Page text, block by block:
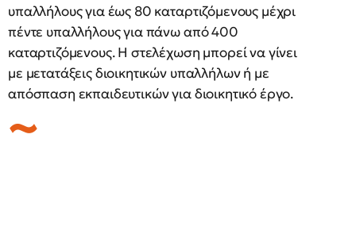
υπαλλήλους για έως 80 καταρτιζόμενους μέχρι
πέντε υπαλλήλους για πάνω από 400
καταρτιζόμενους. Η στελέχωση μπορεί να γίνει
με μετατάξεις διοικητικών υπαλλήλων ή με
απόσπαση εκπαιδευτικών για διοικητικό έργο.